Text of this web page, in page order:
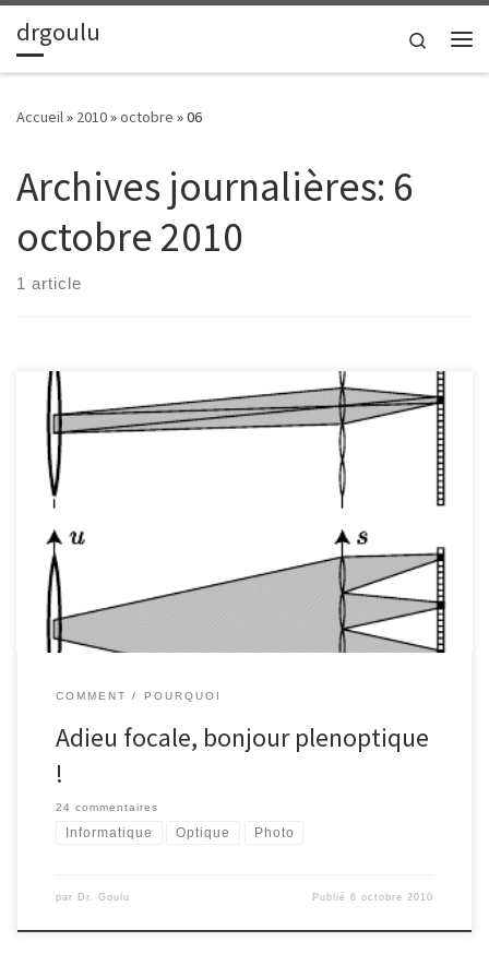
Passer au contenu
drgoulu
Search
Accueil» 2010»octobre »06
Archives journalières: 6
octobre 2010
1 article
L'entreprise "Refocus Imaging" a mis au point une technologie qui
COMMENT POURQUOI
Adieu focale, bonjour plenoptique
!
24 commentaires
Informatique Optique Photo
par Dr. Goulu Publié6 octobre 2010